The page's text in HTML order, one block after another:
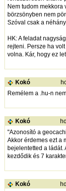
Nem tudom mekkora
börzsönyben nem
Szóval csak a
HK: A feladat
rejteni. Persze ha
volna. Kár, hogy ez
Kokó
Remélem a .hu-n
Kokó
"Azonosító a
Akkor érdemes ezt a
bejelentetted a ládát.
kezdődik és 7
Kokó